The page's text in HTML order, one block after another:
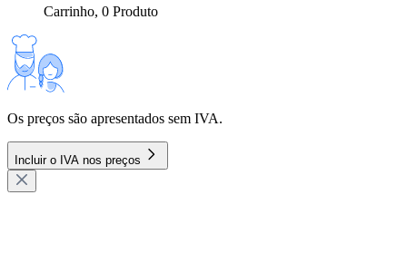
Carrinho, 0 Produto
Os preços são apresentados sem IVA.
Incluir o IVA nos preços